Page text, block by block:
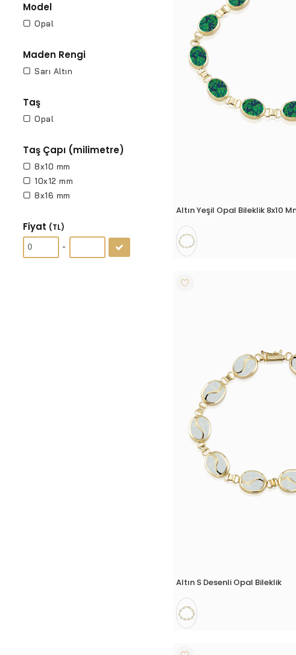
Model
Opal
Maden Rengi
Sarı Altın
Taş
Opal
Taş Çapı (milimetre)
8x10 mm
10x12 mm
8x16 mm
Fiyat (TL)
-
Altın Yeşil Opal Bileklik 8x10
Altın S Desenli Opal Bileklik